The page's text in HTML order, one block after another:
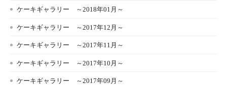
ケーキギャラリー ～2018年01月～
ケーキギャラリー ～2017年12月～
ケーキギャラリー ～2017年11月～
ケーキギャラリー ～2017年10月～
ケーキギャラリー ～2017年09月～